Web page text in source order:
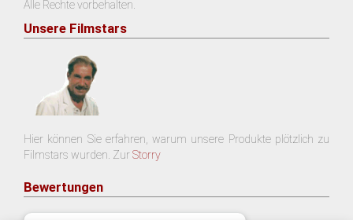
Alle Rechte vorbehalten.
Unsere Filmstars
Hier können Sie erfahren, warum unsere Produkte plötzlich zu
Filmstars wurden. ZurStorry
Bewertungen